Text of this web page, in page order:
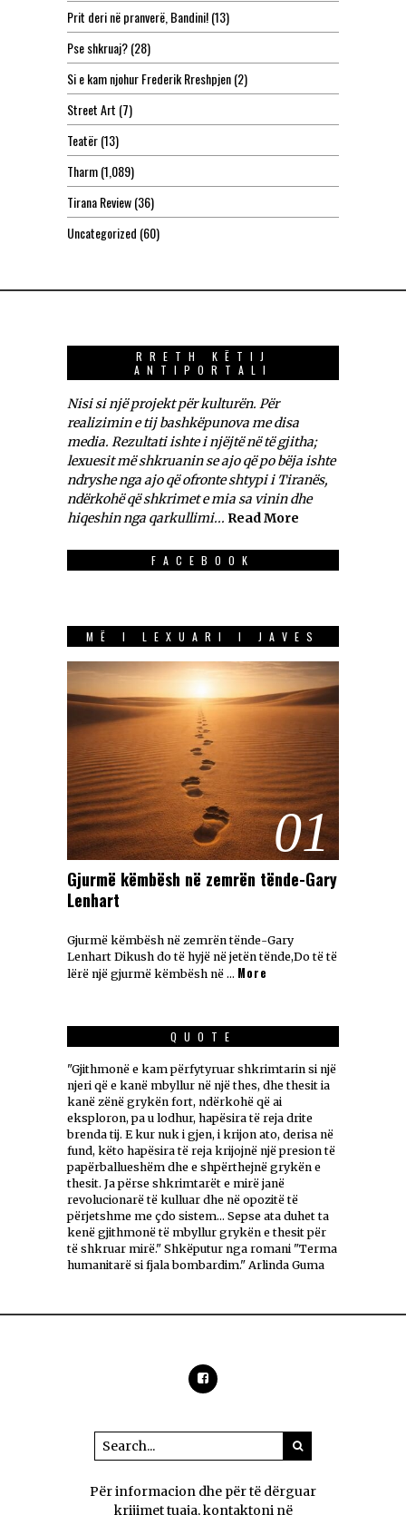
Prit deri në pranverë, Bandini!(13)
Pse shkruaj?(28)
Si e kam njohur Frederik Rreshpjen(2)
Street Art (7)
Teatër(13)
Tharm(1,089)
Tirana Review(36)
Uncategorized (60)
RRETH KËTIJ
ANTIPORTALI
Nisi si një projekt për kulturën. Për
realizimin e tij bashkëpunova me disa
media. Rezultati ishte i njëjtë në të gjitha;
lexuesit më shkruanin se ajo që po bëja ishte
ndryshe nga ajo që ofronte shtypi i Tiranës,
ndërkohë që shkrimet e mia sa vinin dhe
hiqeshin nga qarkullimi... Read More
FACEBOOK
MË I LEXUARI I JAVES
01
Gjurmë këmbësh në zemrën tënde-Gary
Lenhart
Gjurmë këmbësh në zemrën tënde-Gary
Lenhart Dikush do të hyjë në jetën tënde,Do të të
lërë një gjurmë këmbësh në … More
QUOTE
"Gjithmonë e kam përfytyruar shkrimtarin si një
njeri që e kanë mbyllur në një thes, dhe thesit ia
kanë zënë grykën fort, ndërkohë që ai
eksploron, pa u lodhur, hapësira të reja drite
brenda tij. E kur nuk i gjen, i krijon ato, derisa në
fund, këto hapësira të reja krijojnë një presion të
papërballueshëm dhe e shpërthejnë grykën e
thesit. Ja përse shkrimtarët e mirë janë
revolucionarë të kulluar dhe në opozitë të
përjetshme me çdo sistem... Sepse ata duhet ta
kenë gjithmonë të mbyllur grykën e thesit për
të shkruar mirë." Shkëputur nga romani "Terma
humanitarë si fjala bombardim." Arlinda Guma
Për informacion dhe për të dërguar
krijimet tuaja, kontaktoni në